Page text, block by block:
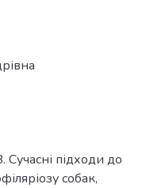
Сучасні підходи до
собак,